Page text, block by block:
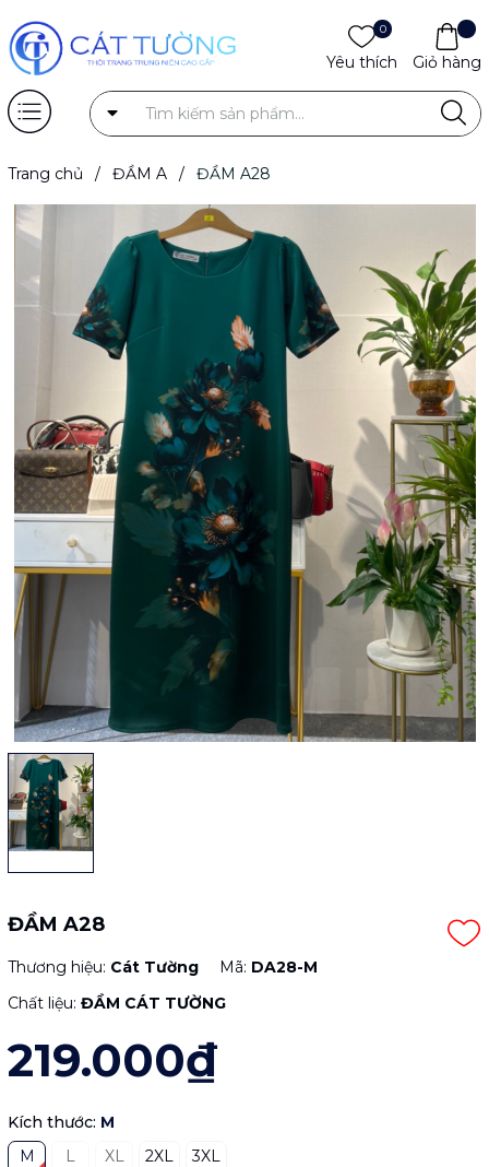
0
Yêu thích Giỏ hàng
Trang chủ / ĐẦM A / ĐẦM A28
ĐẦM A28
Thương hiệu: Cát Tường Mã: DA28-M
Chất liệu: ĐẦM CÁT TƯỜNG
219.000₫
Kích thước: M
M
L XL 2XL 3XL